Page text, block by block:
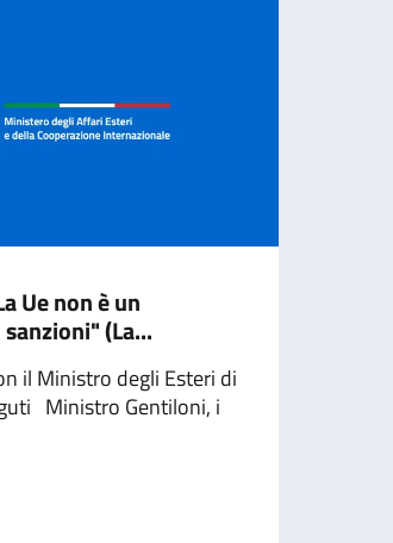
Ue non è un
(La...
il Ministro degli Esteri di
Ministro Gentiloni, i